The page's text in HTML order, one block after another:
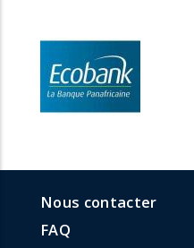
menuNous contacter
FAQ
Menu